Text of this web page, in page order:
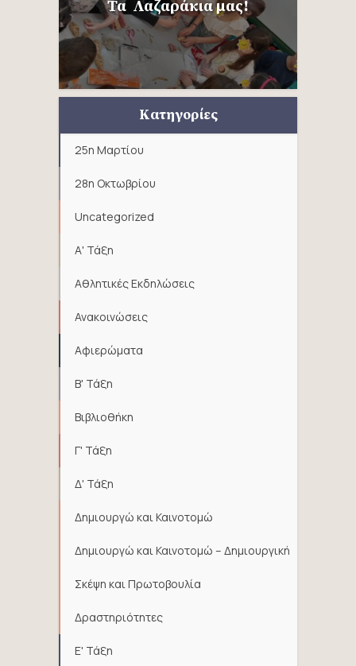
Τα Λαζαράκια μας!
Κατηγορίες
25η Μαρτίου
28η Οκτωβρίου
Uncategorized
Α' Τάξη
Αθλητικές Εκδηλώσεις
Ανακοινώσεις
Αφιερώματα
Β' Τάξη
Βιβλιοθήκη
Γ' Τάξη
Δ' Τάξη
Δημιουργώ και Καινοτομώ
Δημιουργώ και Καινοτομώ – Δημιουργική
Σκέψη και Πρωτοβουλία
Δραστηριότητες
Ε' Τάξη